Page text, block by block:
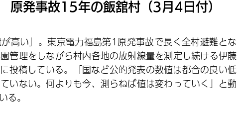
原発事故15年の飯舘村（3月4日付）
が高い」。東京電力福島第1原発事故で長く全村避難とな
管理をしながら村内各地の放射線量を測定し続ける伊藤
投稿している。「国など公的発表の数値は都合の良い低
いない。何よりも今、測らねば値は変わっていく」と動
る。